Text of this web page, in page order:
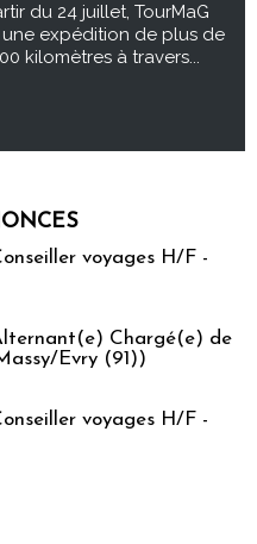
du 24 juillet, TourMaG
une expédition de plus de
kilomètres à travers...
voyages H/F -
Chargé(e) de
Evry (91))
voyages H/F -